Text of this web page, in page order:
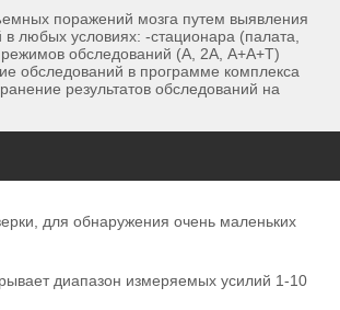
поражений мозга путем выявления
любых условиях: -стационара (палата,
обследований (А, 2А, А+А+Т)
обследований в программе комплекса
результатов обследований на
для обнаружения очень маленьких
диапазон измеряемых усилий 1-10